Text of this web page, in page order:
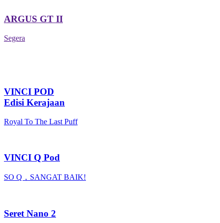
ARGUS GT II
Segera
VINCI POD
Edisi Kerajaan
Royal To The Last Puff
VINCI Q Pod
SO Q，SANGAT BAIK!
Seret Nano 2